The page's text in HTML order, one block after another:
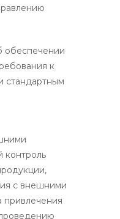
обеспечении
к
стандартным
контроль
с внешними
привлечения